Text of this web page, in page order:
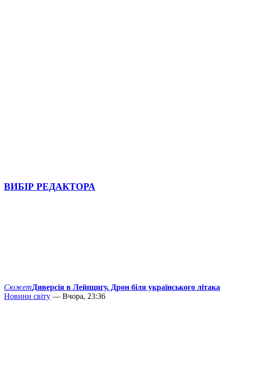
ВИБІР РЕДАКТОРА
СюжетДиверсія в Лейпцигу. Дрон біля українського літака
Новини світу — Вчора, 23:36